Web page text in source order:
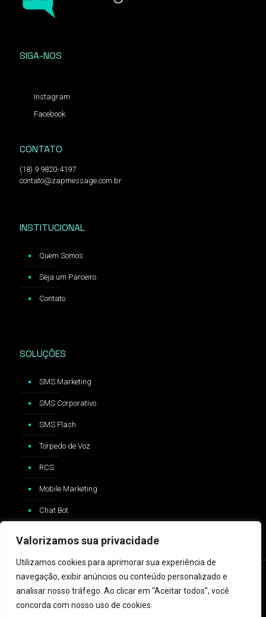
Valorizamos sua privacidade
Utilizamos cookies para aprimorar sua experiência de
navegação, exibir anúncios ou conteúdo personalizado e
analisar nosso tráfego. Ao clicar em “Aceitar todos”, você
concorda com nosso uso de cookies.
SIGA-NOS
Instagram
Facebook
CONTATO
(18) 9 9820-4197
contato@zapmessage.com.br
INSTITUCIONAL
Quem Somos
Seja um Parceiro
Contato
SOLUÇÕES
SMS Marketing
SMS Corporativo
SMS Flash
Torpedo de Voz
RCS
Mobile Marketing
Chat Bot